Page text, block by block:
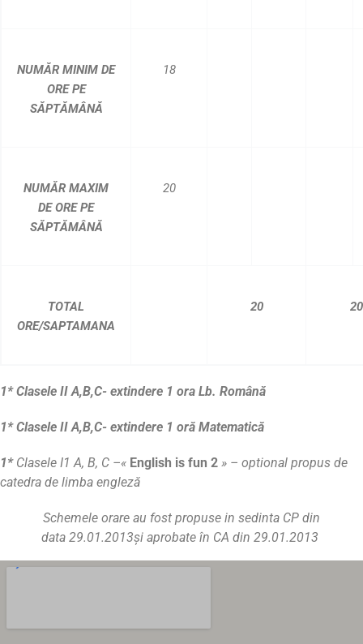
NUMĂR MINIM DE
ORE PE
SĂPTĂMÂNĂ
18
NUMĂR MAXIM
DE ORE PE
SĂPTĂMÂNĂ
20
TOTAL
ORE/SAPTAMANA
20 20
1* Clasele II A,B,C- extindere 1 ora Lb. Română
1* Clasele II A,B,C- extindere 1 oră Matematică
1*Clasele I1 A, B, C –« English is fun 2 » – optional propus de
catedra de limba engleză
Schemele orare au fost propuse in sedinta CP din
data 29.01.2013şi aprobate în CA din 29.01.2013